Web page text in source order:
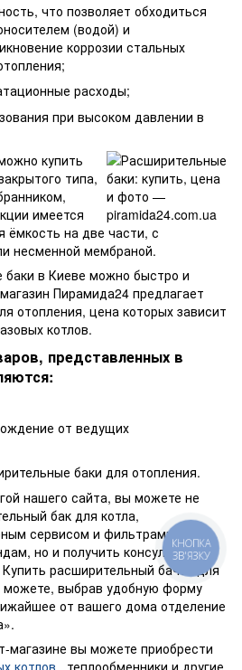
что позволяет обходиться
(водой) и
коррозии стальных
расходы;
при высоком давлении в
купить
типа,
имеется
на две части, с
несменной мембраной.
баки в Киеве можно быстро и
Пирамида24 предлагает
отопления, цена которых зависит
котлов.
представленных в
от ведущих
баки для отопления.
нашего сайта, вы можете не
бак для котла,
сервисом и фильтрами по
но и получить консультацию
расширительный бачок для
можете, выбрав удобную форму
от вашего дома отделение
магазине вы можете приобрести
котлов
, теплообменники и другие
КНОПКА
ЗВ'ЯЗКУ